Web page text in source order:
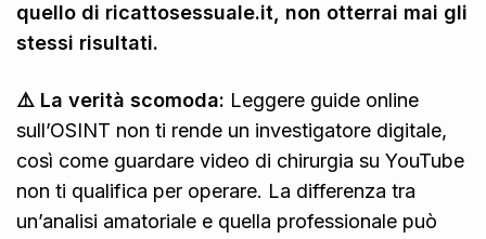
quello di ricattosessuale.it, non otterrai mai gli
stessi risultati.
⚠️ La verità scomoda: Leggere guide online
sull’OSINT non ti rende un investigatore digitale,
così come guardare video di chirurgia su YouTube
non ti qualifica per operare. La differenza tra
un’analisi amatoriale e quella professionale può